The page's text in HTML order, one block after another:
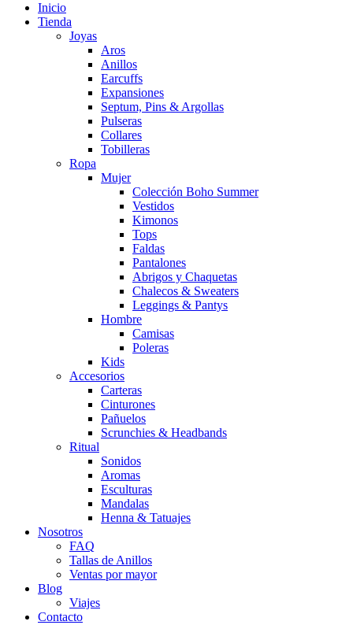
Inicio
Tienda
Joyas
Aros
Anillos
Earcuffs
Expansiones
Septum, Pins & Argollas
Pulseras
Collares
Tobilleras
Ropa
Mujer
Colección Boho Summer
Vestidos
Kimonos
Tops
Faldas
Pantalones
Abrigos y Chaquetas
Chalecos & Sweaters
Leggings & Pantys
Hombre
Camisas
Poleras
Kids
Accesorios
Carteras
Cinturones
Pañuelos
Scrunchies & Headbands
Ritual
Sonidos
Aromas
Esculturas
Mandalas
Henna & Tatuajes
Nosotros
FAQ
Tallas de Anillos
Ventas por mayor
Blog
Viajes
Contacto